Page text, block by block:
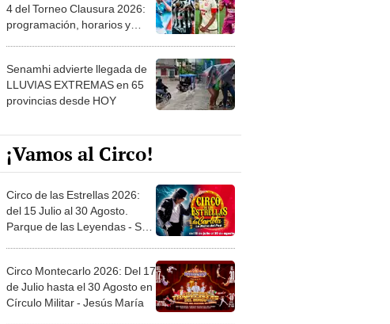
4 del Torneo Clausura 2026:
programación, horarios y
Senamhi advierte llegada de
LLUVIAS EXTREMAS en 65
provincias desde HOY
¡Vamos al Circo!
Circo de las Estrellas 2026:
del 15 Julio al 30 Agosto.
Parque de las Leyendas - San
Circo Montecarlo 2026: Del 17
de Julio hasta el 30 Agosto en
Círculo Militar - Jesús María